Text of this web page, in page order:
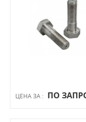
ЦЕНА ЗА : ПО